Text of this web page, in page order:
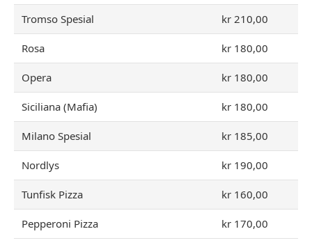
Tromso Spesial kr 210,00
Rosa kr 180,00
Opera kr 180,00
Siciliana (Mafia) kr 180,00
Milano Spesial kr 185,00
Nordlys kr 190,00
Tunfisk Pizza kr 160,00
Pepperoni Pizza kr 170,00